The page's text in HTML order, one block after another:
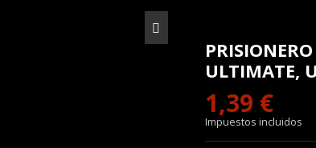
ULTIMATE,
1,39 €
Impuestos incluidos